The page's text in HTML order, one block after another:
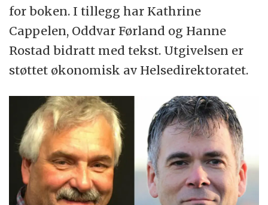
for boken. I tillegg har Kathrine
Cappelen, Oddvar Førland og Hanne
Rostad bidratt med tekst. Utgivelsen er
støttet økonomisk av Helsedirektoratet.